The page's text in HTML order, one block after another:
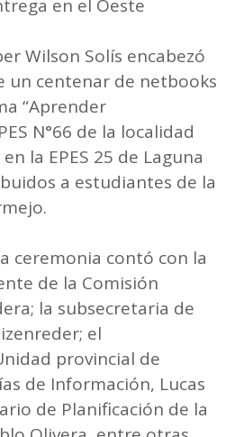
en el Oeste
Wilson Solís encabezó
un centenar de netbooks
“Aprender
N°66 de la localidad
la EPES 25 de Laguna
a estudiantes de la
ceremonia contó con la
de la Comisión
la subsecretaria de
el
provincial de
de Información, Lucas
de Planificación de la